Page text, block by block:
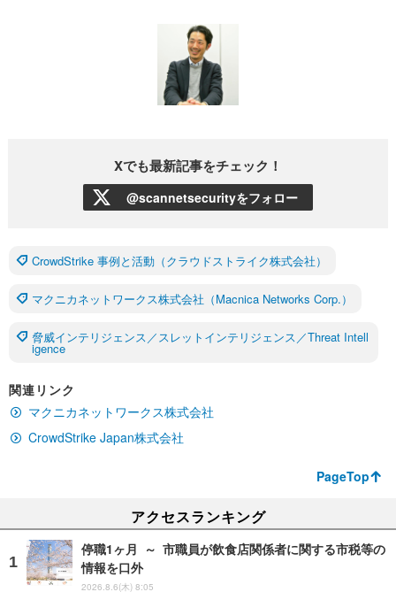
Xでも最新記事をチェック！
@scannetsecurityをフォロー
CrowdStrike 事例と活動（クラウドストライク株式会社）
マクニカネットワークス株式会社（Macnica Networks Corp.）
脅威インテリジェンス／スレットインテリジェンス／Threat Intell
igence
関連リンク
マクニカネットワークス株式会社
CrowdStrike Japan株式会社
PageTop
アクセスランキング
停職1ヶ月 ～ 市職員が飲食店関係者に関する市税等の
情報を口外
2026.8.6(木) 8:05